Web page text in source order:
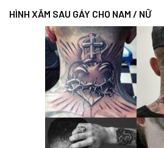
HÌNH XĂM SAU GÁY CHO NAM / NỮ